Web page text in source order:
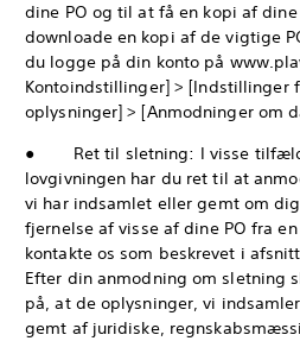
dine PO og til at få en kopi af dine
downloade en kopi af de vigtige
du logge på din konto på
Kontoindstillinger] > [Indstillinger
oplysninger] > [Anmodninger om
● Ret til sletning: I visse
lovgivningen har du ret til at
vi har indsamlet eller gemt om
fjernelse af visse af dine PO fra
kontakte os som beskrevet i
Efter din anmodning om sletning
på, at de oplysninger, vi
gemt af juridiske,